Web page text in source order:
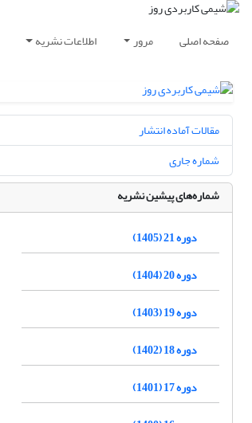
صفحه اصلی مرور اطلاعات نشریه
مقالات آماده انتشار
شماره جاری
شماره‌های پیشین نشریه
دوره 21 (1405)
دوره 20 (1404)
دوره 19 (1403)
دوره 18 (1402)
دوره 17 (1401)